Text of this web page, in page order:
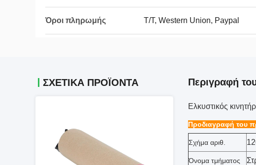
Όροι πληρωμής T/T, Western Union, Paypal
ΣΧΕΤΙΚΑ ΠΡΟΪΟΝΤΑ Περιγραφή
Ελκυστικός
Προδιαγραφή του
Σχήμα αριθ.
Όνομα τμήματος